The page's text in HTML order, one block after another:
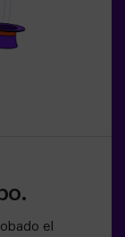
MODO EASY
para
el